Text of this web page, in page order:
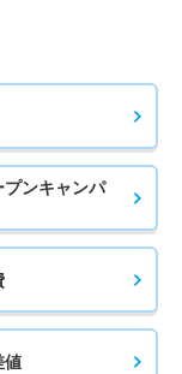
プンキャンパ
値